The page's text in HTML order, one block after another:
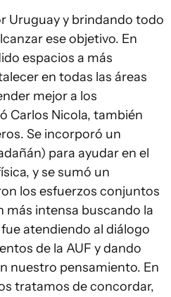
Uruguay y brindando todo
ese objetivo. En
espacios a más
en todas las áreas
mejor a los
Carlos Nicola, también
Se incorporó un
para ayudar en el
y se sumó un
los esfuerzos conjuntos
más intensa buscando la
atendiendo al diálogo
de la AUF y dando
nuestro pensamiento. En
tratamos de concordar,